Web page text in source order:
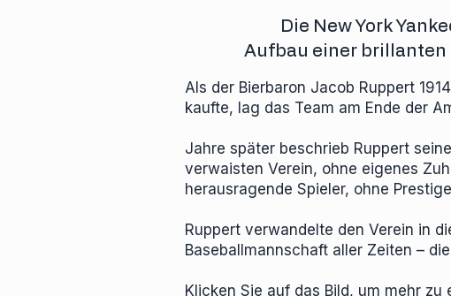
Die New York
Aufbau einer brillanten
Als der Bierbaron Jacob Ruppert
kaufte, lag das Team am Ende der
Jahre später beschrieb Ruppert
verwaisten Verein, ohne eigenes
herausragende Spieler, ohne
Ruppert verwandelte den Verein in
Baseballmannschaft aller Zeiten –
Klicken Sie auf das Bild, um mehr zu